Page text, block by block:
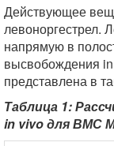
Действующее
левоноргестрел.
напрямую в
высвобождения
представлена в
Таблица 1:
in vivo для ВМС